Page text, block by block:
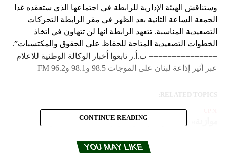
وستناقش الهيئة الإدارية للرابطة في اجتماعها الذي ستعقده غدا
الجمعة الساعة الثانية بعد الظهر في مقر الرابطة التحركات
التصعيدية المناسبة. تتعهد الرابطة انها لن تتهاون في اتخاذ
الخطوات التصعيدية المتاحة للحفاظ على الحقوق والمكتسبات”.
=============== ب.أ.ر تابعوا أخبار الوكالة الوطنية للاعلام
عبر أثير إذاعة لبنان على الموجات 98.5 و98.1 و96.2 FM
RELATED TOPICS:
قاب قوسين.. والحريري: الكل سيساهم
عدنان طرابلسي :اكدنا في اللقاء التشاوري على حماية
CONTINUE READING
YOU MAY LIKE